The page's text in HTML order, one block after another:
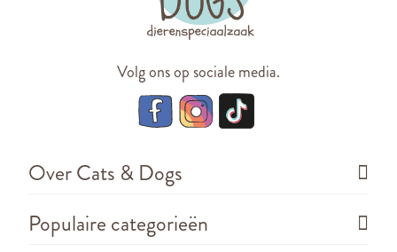
Volg ons op sociale media.
Over Cats & Dogs
Populaire categorieën